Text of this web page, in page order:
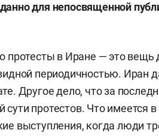
для непосвященной
протесты в Иране — это вещь
периодичностью. Иран
Другое дело, что за
протестов. Что имеется
выступления, когда люди